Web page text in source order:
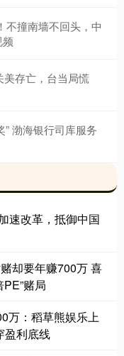
不撞南墙不回头，中
美存亡，台当局慌
” 渤海银行司库服务
速改革，抵御中国
却要年赚700万 喜
赌局
万：稻草熊娱乐上
盈利底线